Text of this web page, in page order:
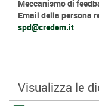
Meccanismo di
Email della persona
spd@credem.it
Visualizza le